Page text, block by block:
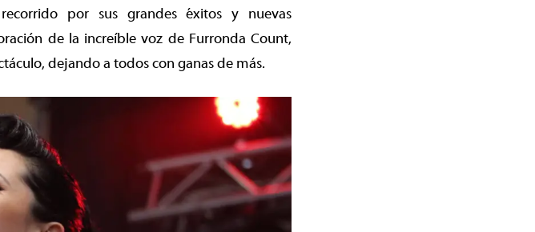
por sus grandes éxitos y nuevas
de la increíble voz de Furronda Count,
dejando a todos con ganas de más.